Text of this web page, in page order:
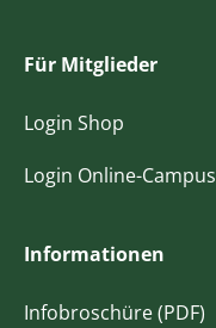
Für Mitglieder
Login Shop
Login Online-Campus
Informationen
Infobroschüre (PDF)